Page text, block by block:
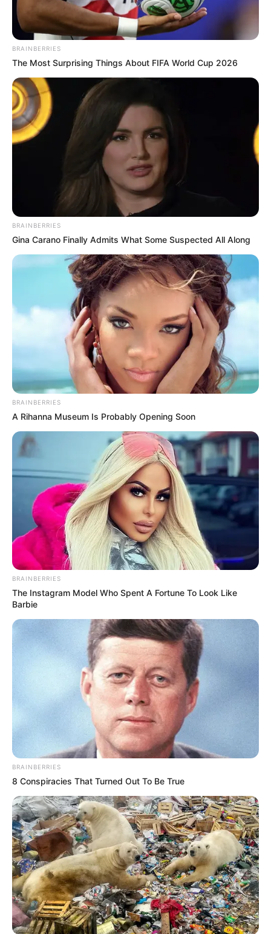
BRAINBERRIES
The Most Surprising Things About FIFA World Cup 2026
BRAINBERRIES
Gina Carano Finally Admits What Some Suspected All Along
BRAINBERRIES
A Rihanna Museum Is Probably Opening Soon
BRAINBERRIES
The Instagram Model Who Spent A Fortune To Look Like
Barbie
BRAINBERRIES
8 Conspiracies That Turned Out To Be True